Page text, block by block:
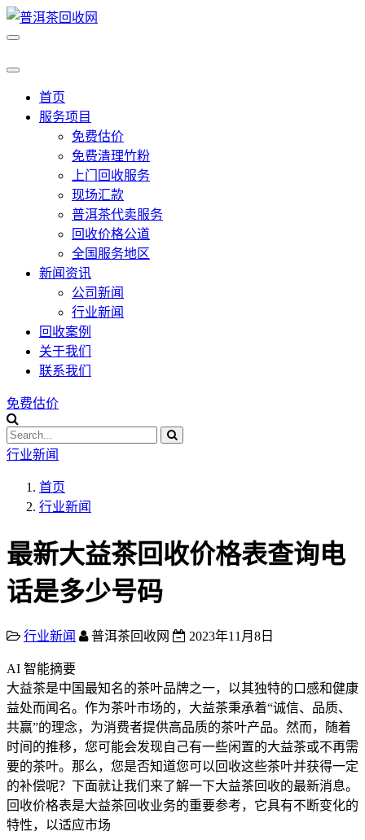
首页
服务项目
免费估价
免费清理竹粉
上门回收服务
现场汇款
普洱茶代卖服务
回收价格公道
全国服务地区
新闻资讯
公司新闻
行业新闻
回收案例
关于我们
联系我们
免费估价
行业新闻
首页
行业新闻
最新大益茶回收价格表查询电
话是多少号码
行业新闻 普洱茶回收网 2023年11月8日
AI 智能摘要
大益茶是中国最知名的茶叶品牌之一，以其独特的口感和健康
益处而闻名。作为茶叶市场的，大益茶秉承着“诚信、品质、
共赢”的理念，为消费者提供高品质的茶叶产品。然而，随着
时间的推移，您可能会发现自己有一些闲置的大益茶或不再需
要的茶叶。那么，您是否知道您可以回收这些茶叶并获得一定
的补偿呢？下面就让我们来了解一下大益茶回收的最新消息。
回收价格表是大益茶回收业务的重要参考，它具有不断变化的
特性，以适应市场